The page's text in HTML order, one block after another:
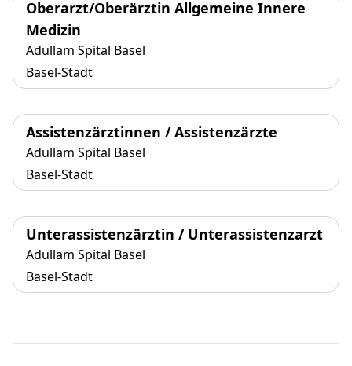
Oberarzt/Oberärztin Allgemeine Innere
Medizin
Adullam Spital Basel
Basel-Stadt
Assistenzärztinnen / Assistenzärzte
Adullam Spital Basel
Basel-Stadt
Unterassistenzärztin / Unterassistenzarzt
Adullam Spital Basel
Basel-Stadt